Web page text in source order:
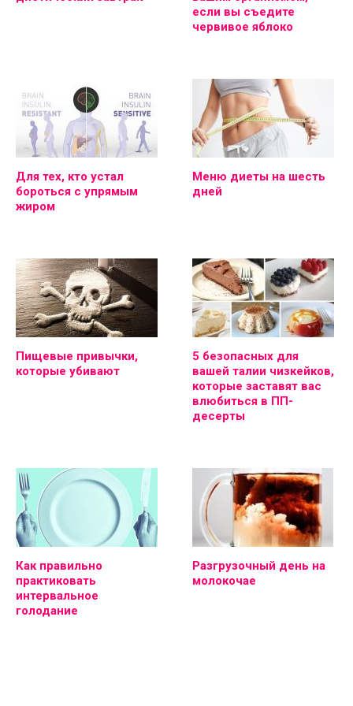
если вы съедите
червивое яблоко
Для тех, кто устал
бороться с упрямым
жиром
Меню диеты на шесть
дней
Пищевые привычки,
которые убивают
5 безопасных для
вашей талии чизкейков,
которые заставят вас
влюбиться в ПП-
десерты
Как правильно
практиковать
интервальное
голодание
Разгрузочный день на
молокочае